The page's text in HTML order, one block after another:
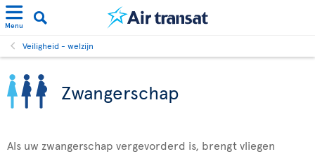
Menu
Veiligheid - welzijn
Zwangerschap
Als uw zwangerschap vergevorderd is, brengt vliegen